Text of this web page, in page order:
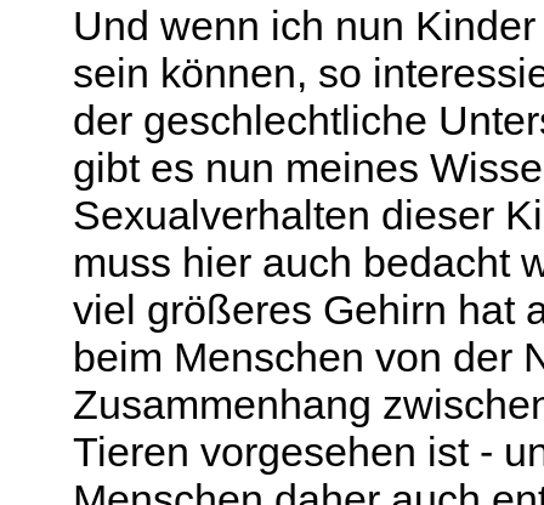
Und wenn ich nun
sein können, so
der geschlechtliche
gibt es nun meines
Sexualverhalten dieser
muss hier auch bedacht
viel größeres Gehirn hat
beim Menschen von der
Zusammenhang
Tieren vorgesehen ist -